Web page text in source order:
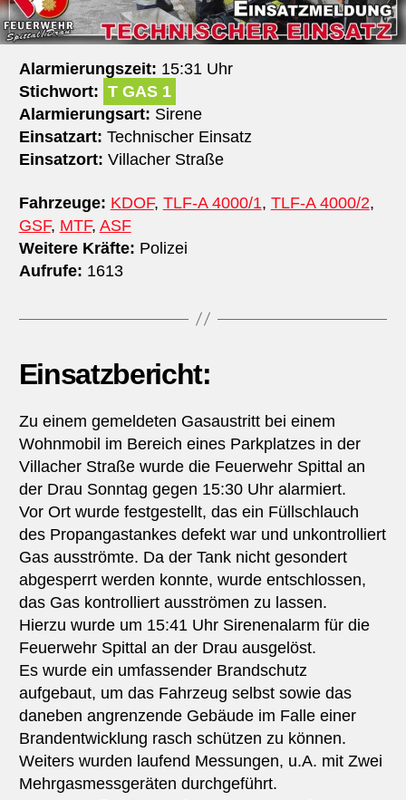
Alarmierungszeit: 15:31 Uhr
Stichwort: T GAS 1
Alarmierungsart: Sirene
Einsatzart: Technischer Einsatz
Einsatzort: Villacher Straße
Fahrzeuge: KDOF, TLF-A 4000/1, TLF-A 4000/2,
GSF, MTF, ASF
Weitere Kräfte: Polizei
Aufrufe: 1613
Einsatzbericht:
Zu einem gemeldeten Gasaustritt bei einem
Wohnmobil im Bereich eines Parkplatzes in der
Villacher Straße wurde die Feuerwehr Spittal an
der Drau Sonntag gegen 15:30 Uhr alarmiert.
Vor Ort wurde festgestellt, das ein Füllschlauch
des Propangastankes defekt war und unkontrolliert
Gas ausströmte. Da der Tank nicht gesondert
abgesperrt werden konnte, wurde entschlossen,
das Gas kontrolliert ausströmen zu lassen.
Hierzu wurde um 15:41 Uhr Sirenenalarm für die
Feuerwehr Spittal an der Drau ausgelöst.
Es wurde ein umfassender Brandschutz
aufgebaut, um das Fahrzeug selbst sowie das
daneben angrenzende Gebäude im Falle einer
Brandentwicklung rasch schützen zu können.
Weiters wurden laufend Messungen, u.A. mit Zwei
Mehrgasmessgeräten durchgeführt.